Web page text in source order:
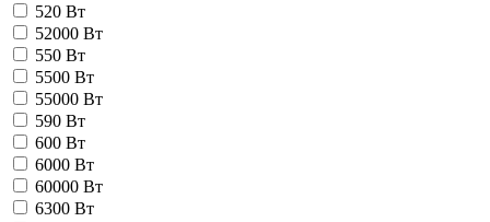
520 Вт
52000 Вт
550 Вт
5500 Вт
55000 Вт
590 Вт
600 Вт
6000 Вт
60000 Вт
6300 Вт